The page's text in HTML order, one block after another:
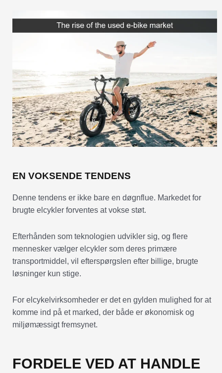
EN VOKSENDE TENDENS
Denne tendens er ikke bare en døgnflue. Markedet for
brugte elcykler forventes at vokse støt.
Efterhånden som teknologien udvikler sig, og flere
mennesker vælger elcykler som deres primære
transportmiddel, vil efterspørgslen efter billige, brugte
løsninger kun stige.
For elcykelvirksomheder er det en gylden mulighed for at
komme ind på et marked, der både er økonomisk og
miljømæssigt fremsynet.
FORDELE VED AT HANDLE